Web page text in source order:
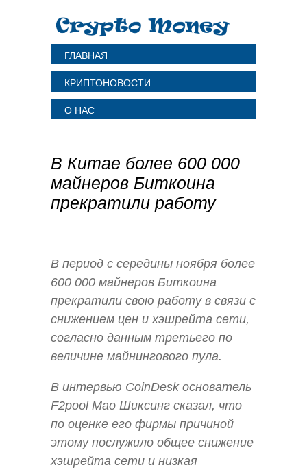
ГЛАВНАЯ
КРИПТОНОВОСТИ
О НАС
В Китае более 600 000
майнеров Биткоина
прекратили работу
В период с середины ноября более
600 000 майнеров Биткоина
прекратили свою работу в связи с
снижением цен и хэшрейта сети,
согласно данным третьего по
величине майнингового пула.
В интервью CoinDesk основатель
F2pool Мао Шиксинг сказал, что
по оценке его фирмы причиной
этому послужило общее снижение
хэшрейта сети и низкая